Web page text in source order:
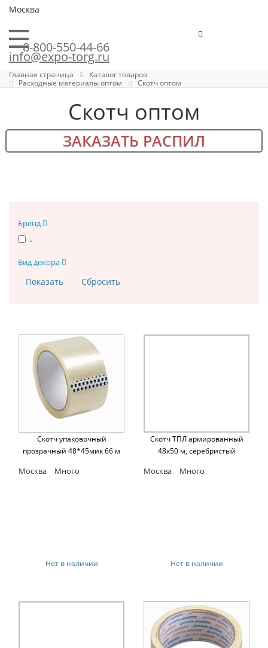
Москва
8-800-550-44-66
info@expo-torg.ru
Главная страница
Каталог товаров
Расходные материалы оптом
Скотч оптом
Скотч оптом
ЗАКАЗАТЬ РАСПИЛ
Бренд
.
Вид декора
Скотч упаковочный
прозрачный 48*45мик 66 м
Москва Много
Нет в наличии
Скотч ТПЛ армированный
48х50 м, серебристый
Москва Много
Нет в наличии